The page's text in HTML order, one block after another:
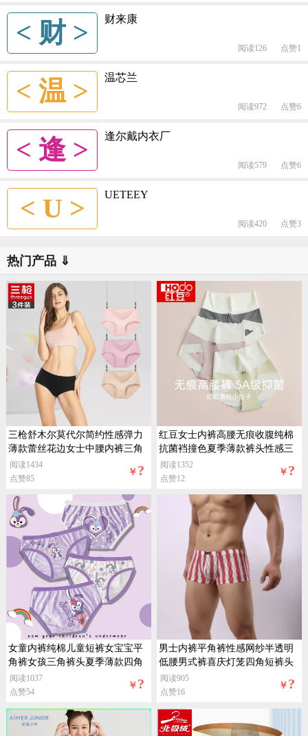
< 财 > 财来康
阅读126 点赞1
< 温 > 温芯兰
阅读972 点赞6
< 逢 > 逢尔戴内衣厂
阅读579 点赞6
< U > UETEEY
阅读420 点赞3
热门产品 ⇓
三枪舒木尔莫代尔简约性感弹力
薄款蕾丝花边女士中腰内裤三角
裤
阅读1434
点赞85
￥ ?
红豆女士内裤高腰无痕收腹纯棉
抗菌裆撞色夏季薄款裤头性感三
角裤
阅读1352
点赞12
￥ ?
女童内裤纯棉儿童短裤女宝宝平
角裤女孩三角裤头夏季薄款四角
底裤
阅读1037
点赞54
￥ ?
男士内裤平角裤性感网纱半透明
低腰男式裤喜庆灯笼四角短裤头
夏
阅读905
点赞16
￥ ?